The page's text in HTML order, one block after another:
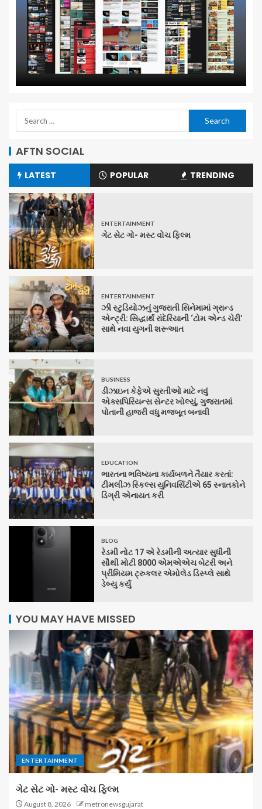
AFTN SOCIAL
LATEST POPULAR TRENDING
ENTERTAINMENT
ગેટ સેટ ગો- મસ્ટ વોચ ફિલ્મ
ENTERTAINMENT
ઝી સ્ટુડિયોઝનું ગુજરાતી સિનેમામાં ગ્રાન્ડ
એન્ટ્રી: સિદ્ધાર્થ રાંદેરિયાની ‘ટોમ એન્ડ ચેરી’
સાથે નવા યુગની શરૂઆત
BUSINESS
ડીઝાઇન કેફેએ સુરતીઓ માટે નવું
એક્સપિરિયન્સ સેન્ટર ખોલ્યું, ગુજરાતમાં
પોતાની હાજરી વધુ મજબૂત બનાવી
EDUCATION
ભારતના ભવિષ્યના કાર્યબળને તૈયાર કરતાં:
ટીમલીઝ સ્કિલ્સ યુનિવર્સિટીએ 65 સ્નાતકોને
ડિગ્રી એનાયત કરી
BLOG
રેડમી નોટ 17 એ રેડમીની અત્યાર સુધીની
સૌથી મોટી 8000 એમએએચ બેટરી અને
પ્રીમિયમ ટ્રુકલર એમોલેડ ડિસ્પ્લે સાથે
ડેબ્યુ કર્યું
YOU MAY HAVE MISSED
ENTERTAINMENT
ગેટ સેટ ગો- મસ્ટ વોચ ફિલ્મ
August 8, 2026 metronewsgujarat